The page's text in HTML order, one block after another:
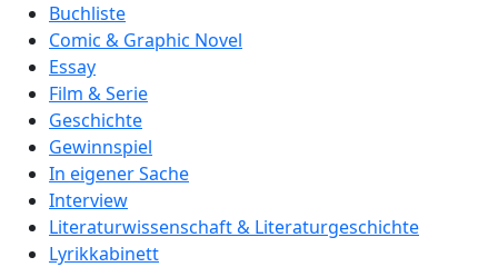
Buchliste
Comic & Graphic Novel
Essay
Film & Serie
Geschichte
Gewinnspiel
In eigener Sache
Interview
Literaturwissenschaft & Literaturgeschichte
Lyrikkabinett